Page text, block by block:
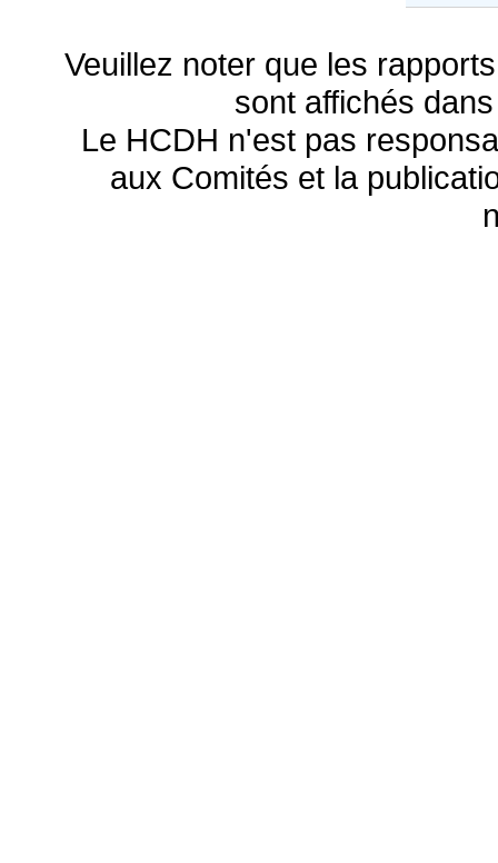
Veuillez noter que les
sont affichés
Le HCDH n'est pas
aux Comités et la